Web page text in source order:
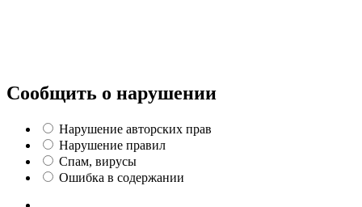
Сообщить о нарушении
Нарушение авторских прав
Нарушение правил
Спам, вирусы
Ошибка в содержании